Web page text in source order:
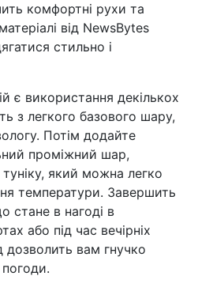
комфортні рухи та
від NewsBytes
стильно і
є використання декількох
з легкого базового шару,
Потім додайте
проміжний шар,
який можна легко
температури. Завершить
стане в нагоді в
або під час вечірніх
дозволить вам гнучко